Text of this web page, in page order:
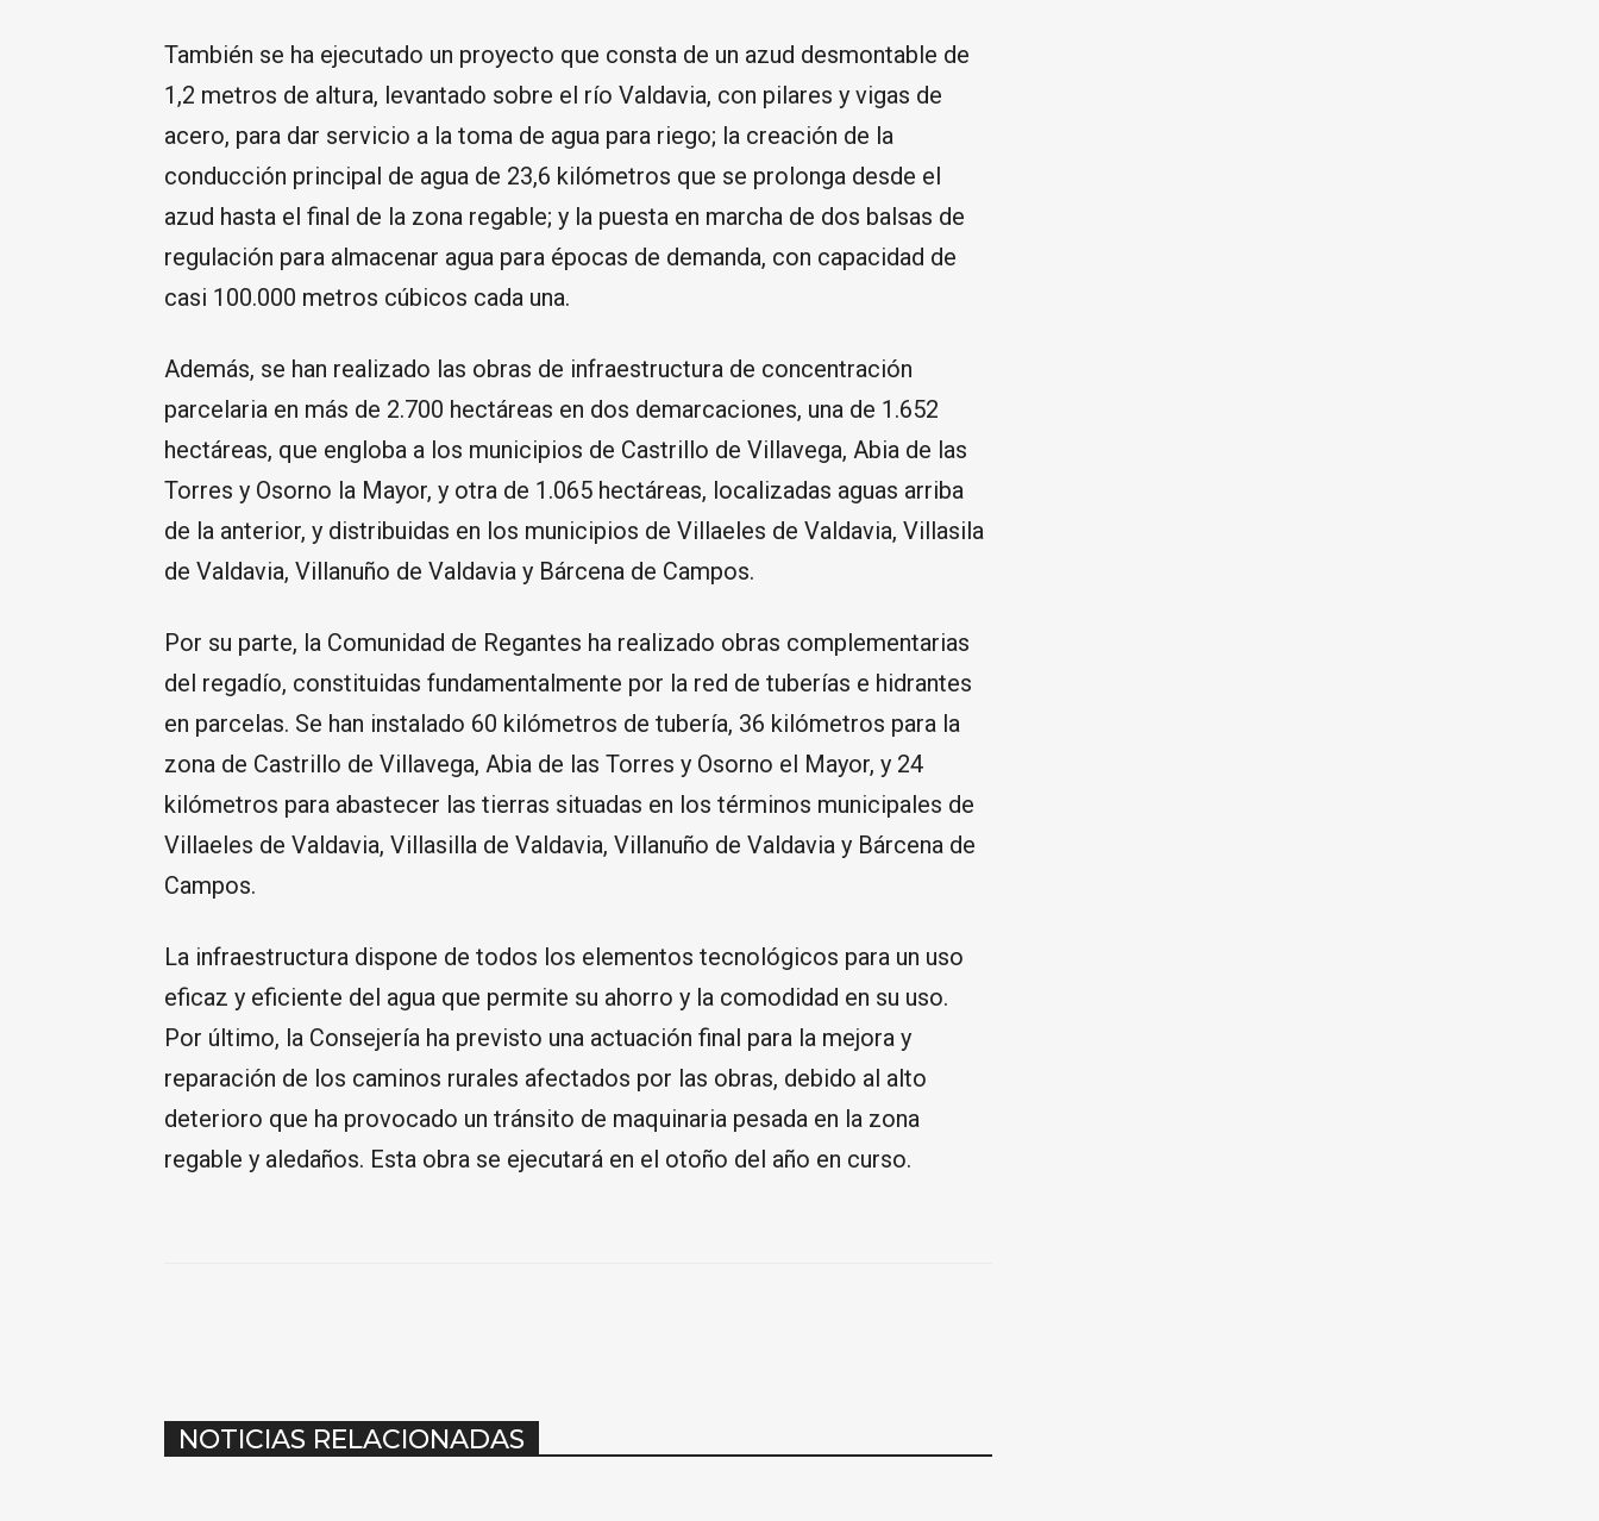
También se ha ejecutado un proyecto que consta de un azud desmontable de
1,2 metros de altura, levantado sobre el río Valdavia, con pilares y vigas de
acero, para dar servicio a la toma de agua para riego; la creación de la
conducción principal de agua de 23,6 kilómetros que se prolonga desde el
azud hasta el final de la zona regable; y la puesta en marcha de dos balsas de
regulación para almacenar agua para épocas de demanda, con capacidad de
casi 100.000 metros cúbicos cada una.
Además, se han realizado las obras de infraestructura de concentración
parcelaria en más de 2.700 hectáreas en dos demarcaciones, una de 1.652
hectáreas, que engloba a los municipios de Castrillo de Villavega, Abia de las
Torres y Osorno la Mayor, y otra de 1.065 hectáreas, localizadas aguas arriba
de la anterior, y distribuidas en los municipios de Villaeles de Valdavia, Villasila
de Valdavia, Villanuño de Valdavia y Bárcena de Campos.
Por su parte, la Comunidad de Regantes ha realizado obras complementarias
del regadío, constituidas fundamentalmente por la red de tuberías e hidrantes
en parcelas. Se han instalado 60 kilómetros de tubería, 36 kilómetros para la
zona de Castrillo de Villavega, Abia de las Torres y Osorno el Mayor, y 24
kilómetros para abastecer las tierras situadas en los términos municipales de
Villaeles de Valdavia, Villasilla de Valdavia, Villanuño de Valdavia y Bárcena de
Campos.
La infraestructura dispone de todos los elementos tecnológicos para un uso
eficaz y eficiente del agua que permite su ahorro y la comodidad en su uso.
Por último, la Consejería ha previsto una actuación final para la mejora y
reparación de los caminos rurales afectados por las obras, debido al alto
deterioro que ha provocado un tránsito de maquinaria pesada en la zona
regable y aledaños. Esta obra se ejecutará en el otoño del año en curso.
NOTICIAS RELACIONADAS